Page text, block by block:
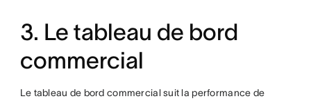
3. Le tableau de bord
commercial
Le tableau de bord commercial suit la performance de